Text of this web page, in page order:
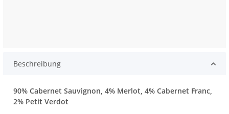
Beschreibung
90% Cabernet Sauvignon, 4% Merlot, 4% Cabernet Franc,
2% Petit Verdot